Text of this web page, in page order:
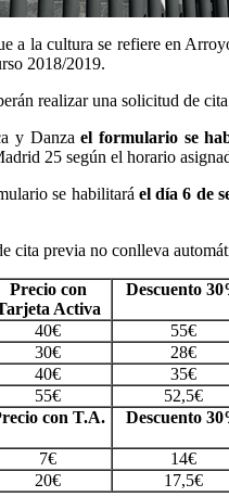
a la cultura se refiere en
2018/2019.
realizar una solicitud de
y Danzael formulario se
25 según el horario
se habilitará el día 6 de
cita previa no conlleva
Precio con
Activa
Descuento
40€ 55€
30€ 28€
40€ 35€
55€ 52,5€
con T.A. Descuento
7€ 14€
20€ 17,5€